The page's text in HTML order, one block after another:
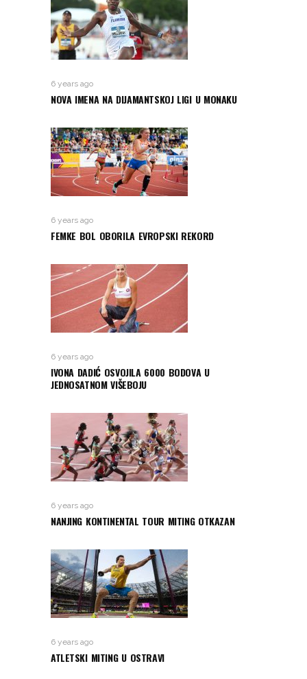
6 years ago
NOVA IMENA NA DIJAMANTSKOJ LIGI U MONAKU
6 years ago
FEMKE BOL OBORILA EVROPSKI REKORD
6 years ago
IVONA DADIĆ OSVOJILA 6000 BODOVA U
JEDNOSATNOM VIŠEBOJU
6 years ago
NANJING KONTINENTAL TOUR MITING OTKAZAN
6 years ago
ATLETSKI MITING U OSTRAVI